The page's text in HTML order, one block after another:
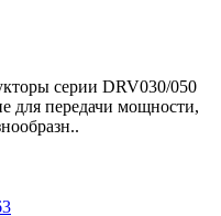
серии DRV030/050
для передачи мощности,